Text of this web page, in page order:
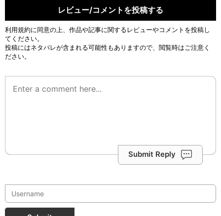
レビュー/コメントを投稿する
利用規約に同意の上、作品や記事に関するレビューやコメントを投稿し
てください。
投稿にはネタバレが含まれる可能性もありますので、閲覧時はご注意く
ださい。
Submit Reply